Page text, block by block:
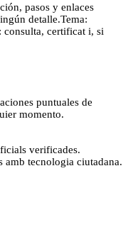
pasos y enlaces
detalle.Tema:
consulta, certificat i, si
puntuales de
momento.
verificades.
amb tecnologia ciutadana.